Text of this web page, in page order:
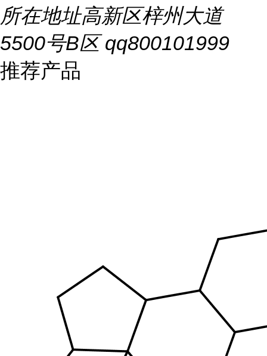
所在地址高新区梓州大道
5500号B区 qq800101999
推荐产品